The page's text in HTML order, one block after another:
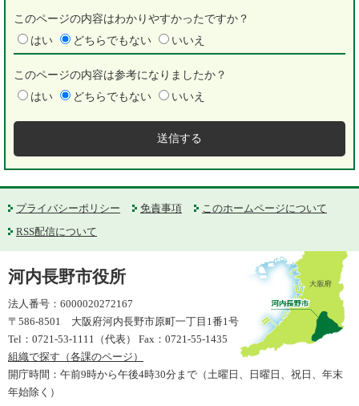
このページの内容はわかりやすかったですか？
はい
どちらでもない いいえ
このページの内容は参考になりましたか？
はい
どちらでもない いいえ
プライバシーポリシー 免責事項
このホームページについて
RSS配信について
河内長野市役所
法人番号：6000020272167
〒586-8501 大阪府河内長野市原町一丁目1番1号
Tel：0721-53-1111（代表） Fax：0721-55-1435
組織で探す（各課のページ）
開庁時間：午前9時から午後4時30分まで（土曜日、日曜日、祝日、年末
年始除く）